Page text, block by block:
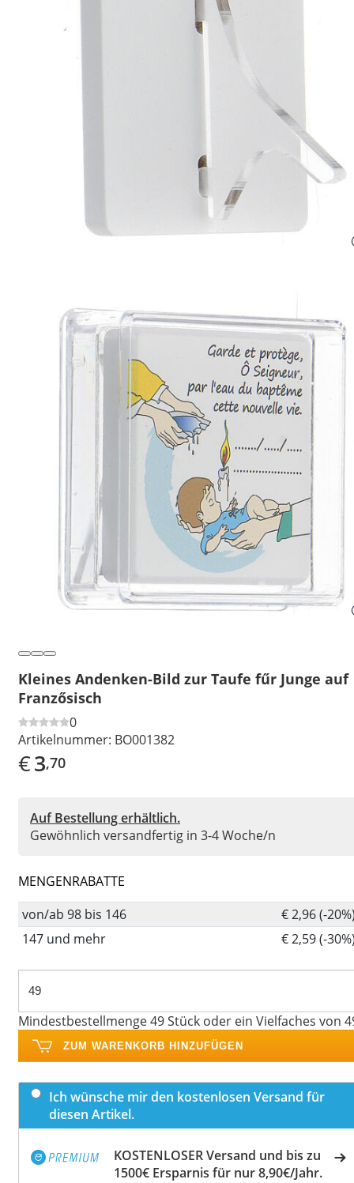
Kleines Andenken-Bild zur Taufe fűr Junge auf
Franzősisch
0
Artikelnummer: BO001382
€3,70
Auf Bestellung erhältlich.
Gewöhnlich versandfertig in 3-4 Woche/n
MENGENRABATTE
von/ab 98 bis 146
€ 2,96 (-
147 und mehr
€ 2,59 (-
Mindestbestellmenge 49 Stück oder ein Vielfaches von
ZUM WARENKORB HINZUFÜGEN
Ich wünsche mir den kostenlosen Versand für
diesen Artikel.
KOSTENLOSER Versand und bis zu
1500€ Ersparnis für nur 8,90€/Jahr.